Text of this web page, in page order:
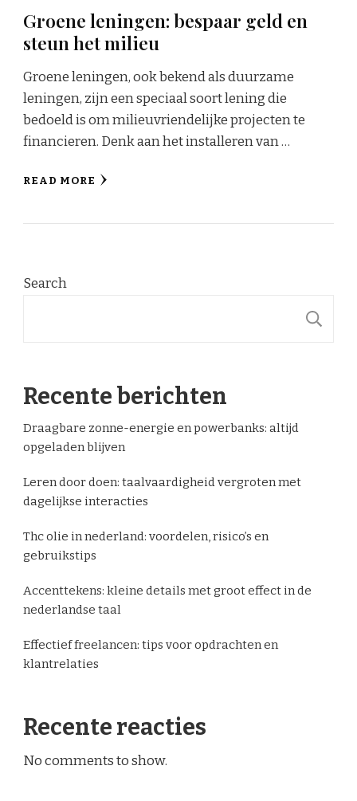
Groene leningen: bespaar geld en
steun het milieu
Groene leningen, ook bekend als duurzame
leningen, zijn een speciaal soort lening die
bedoeld is om milieuvriendelijke projecten te
financieren. Denk aan het installeren van …
READ MORE
Search
Recente berichten
Draagbare zonne-energie en powerbanks: altijd
opgeladen blijven
Leren door doen: taalvaardigheid vergroten met
dagelijkse interacties
Thc olie in nederland: voordelen, risico’s en
gebruikstips
Accenttekens: kleine details met groot effect in de
nederlandse taal
Effectief freelancen: tips voor opdrachten en
klantrelaties
Recente reacties
No comments to show.